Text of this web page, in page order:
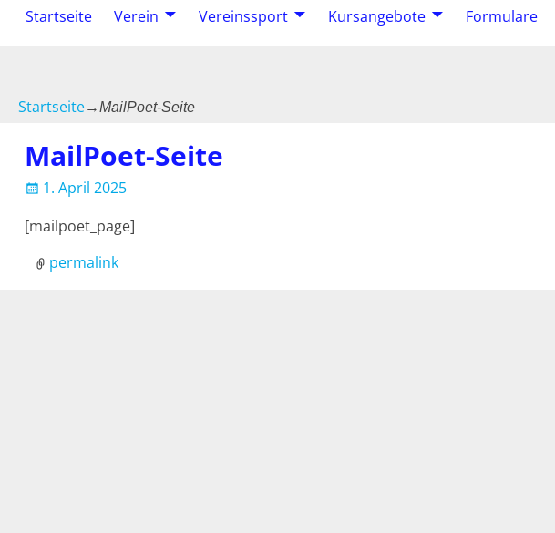
Startseite Verein Vereinssport Kursangebote Formulare
Startseite→MailPoet-Seite
Artikelnavigation
MailPoet-Seite
1. April 2025
[mailpoet_page]
permalink